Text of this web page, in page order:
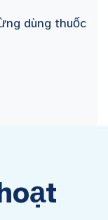
dùng thuốc